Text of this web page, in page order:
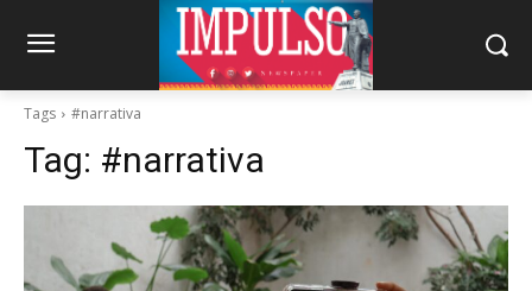
Tags #narrativa
Tag: #narrativa